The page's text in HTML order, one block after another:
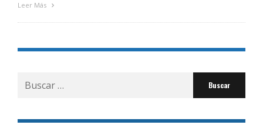
Leer Más
Buscar
por: